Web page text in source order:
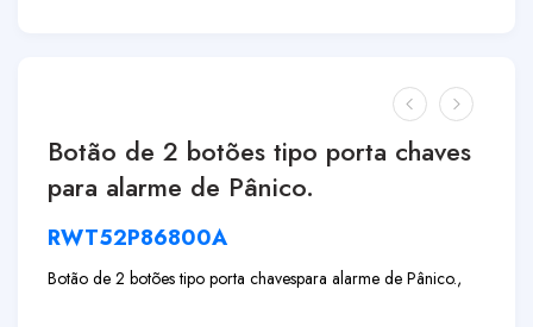
Botão de 2 botões tipo porta chaves
para alarme de Pânico.
RWT52P86800A
Botão de 2 botões tipo porta chavespara alarme de Pânico.,